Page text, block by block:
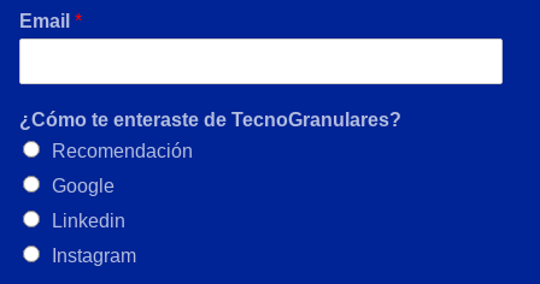
Email *
¿Cómo te enteraste de TecnoGranulares?
Recomendación
Google
Linkedin
Instagram